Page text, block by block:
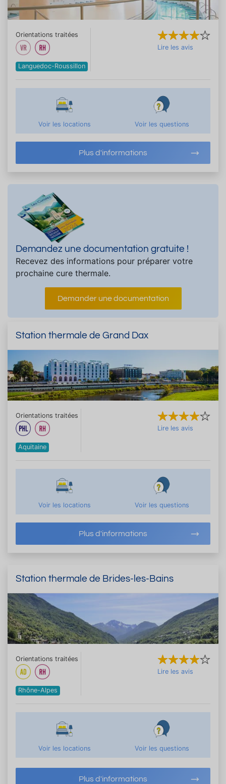
Orientations traitées
Languedoc-Roussillon
Lire les avis
Voir les locations Voir les questions
Plus d'informations
Demandez une documentation gratuite !
Recevez des informations pour préparer votre
prochaine cure thermale.
Demander une documentation
Station thermale de Grand Dax
Orientations traitées
Aquitaine
Lire les avis
Voir les locations Voir les questions
Plus d'informations
Station thermale de Brides-les-Bains
Orientations traitées
Rhône-Alpes
Lire les avis
Voir les locations Voir les questions
Plus d'informations